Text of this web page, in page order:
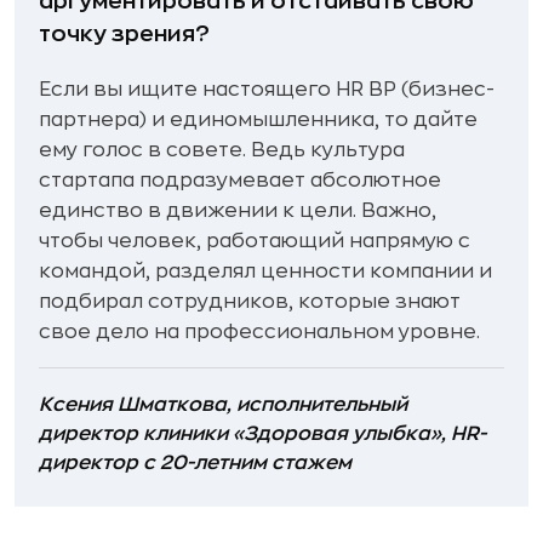
точку зрения?
Если вы ищите настоящего HR BP (бизнес-
партнера) и единомышленника, то дайте
ему голос в совете. Ведь культура
стартапа подразумевает абсолютное
единство в движении к цели. Важно,
чтобы человек, работающий напрямую с
командой, разделял ценности компании и
подбирал сотрудников, которые знают
свое дело на профессиональном уровне.
Ксения Шматкова, исполнительный
директор клиники «Здоровая улыбка», HR-
директор c 20-летним стажем